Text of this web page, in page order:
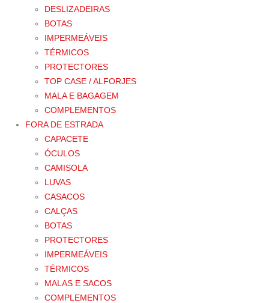
DESLIZADEIRAS
BOTAS
IMPERMEÁVEIS
TÉRMICOS
PROTECTORES
TOP CASE / ALFORJES
MALA E BAGAGEM
COMPLEMENTOS
FORA DE ESTRADA
CAPACETE
ÓCULOS
CAMISOLA
LUVAS
CASACOS
CALÇAS
BOTAS
PROTECTORES
IMPERMEÁVEIS
TÉRMICOS
MALAS E SACOS
COMPLEMENTOS